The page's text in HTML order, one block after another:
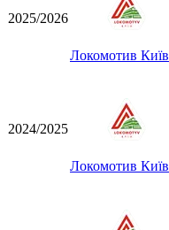
2025/2026
Локомотив Київ
2024/2025
Локомотив Київ